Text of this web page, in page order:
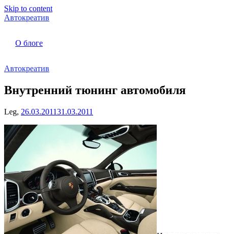
Skip to content
Автокреатив
О блоге
Автокреатив
Внутренний тюнинг автомобиля
Leg, 26.03.201131.03.2011